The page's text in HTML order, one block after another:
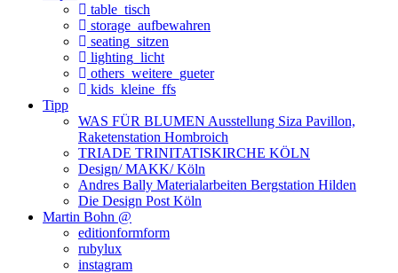
table_tisch
storage_aufbewahren
seating_sitzen
lighting_licht
others_weitere_gueter
kids_kleine_ffs
Tipp
WAS FÜR BLUMEN Ausstellung Siza Pavillon,
Raketenstation Hombroich
TRIADE TRINITATISKIRCHE KÖLN
Design/ MAKK/ Köln
Andres Bally Materialarbeiten Bergstation Hilden
Die Design Post Köln
Martin Bohn @
editionformform
rubylux
instagram